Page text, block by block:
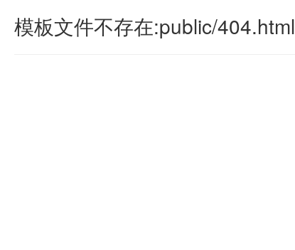
模板文件不存在:public/404.html